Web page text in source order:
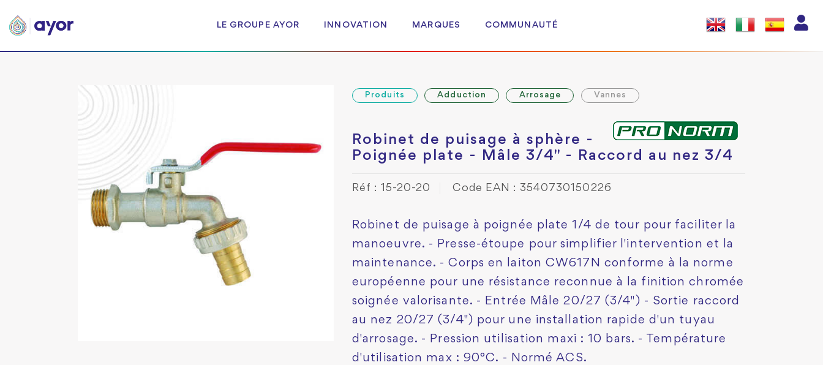
LE GROUPE AYOR INNOVATION MARQUES COMMUNAUTÉ
Produits Adduction Arrosage Vannes
Robinet de puisage à sphère -
Poignée plate - Mâle 3/4" - Raccord au nez 3/4
Réf : 15-20-20 Code EAN : 3540730150226
Robinet de puisage à poignée plate 1/4 de tour pour faciliter la
manoeuvre. - Presse-étoupe pour simplifier l'intervention et la
maintenance. - Corps en laiton CW617N conforme à la norme
européenne pour une résistance reconnue à la finition chromée
soignée valorisante. - Entrée Mâle 20/27 (3/4") - Sortie raccord
au nez 20/27 (3/4") pour une installation rapide d'un tuyau
d'arrosage. - Pression utilisation maxi : 10 bars. - Température
d'utilisation max : 90°C. - Normé ACS.